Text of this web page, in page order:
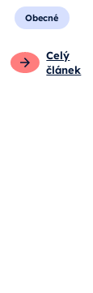
Obecné
Celý
článek